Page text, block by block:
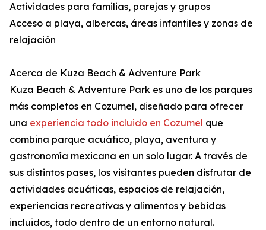
Actividades para familias, parejas y grupos
Acceso a playa, albercas, áreas infantiles y zonas de
relajación
Acerca de Kuza Beach & Adventure Park
Kuza Beach & Adventure Park es uno de los parques
más completos en Cozumel, diseñado para ofrecer
una experiencia todo incluido en Cozumel que
combina parque acuático, playa, aventura y
gastronomía mexicana en un solo lugar. A través de
sus distintos pases, los visitantes pueden disfrutar de
actividades acuáticas, espacios de relajación,
experiencias recreativas y alimentos y bebidas
incluidos, todo dentro de un entorno natural.